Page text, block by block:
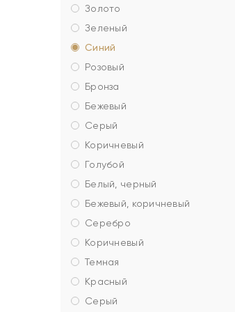
золото
зеленый
синий
розовый
бронза
бежевый
серый
коричневый
голубой
белый, черный
бежевый, коричневый
серебро
коричневый
темная
красный
серый